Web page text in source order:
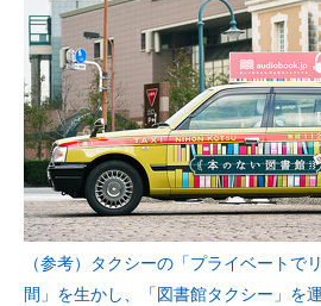
（参考）タクシーの「プライベートで
間」を生かし、「図書館タクシー」を